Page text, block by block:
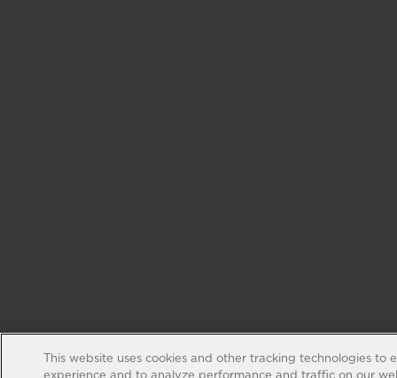
This website uses cookies and other tracking technologies to